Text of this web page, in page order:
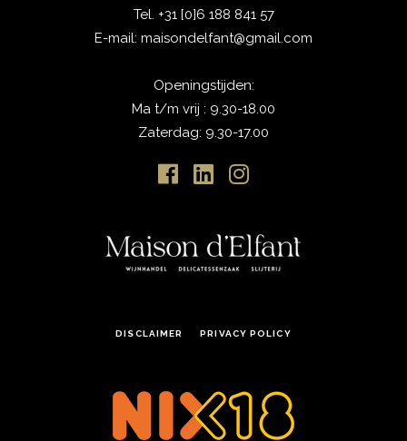
Tel. +31 [0]6 188 841 57
E-mail: maisondelfant@gmail.com
Openingstijden:
Ma t/m vrij : 9.30-18.00
Zaterdag: 9.30-17.00
DISCLAIMER PRIVACY POLICY